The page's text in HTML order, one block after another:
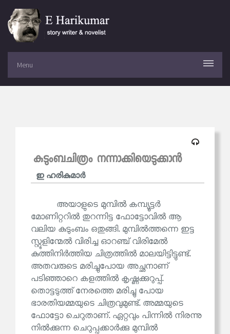
Menu
കുടുംബചിത്രം നന്നാക്കിയെടുക്കാൻ
ഇ ഹരികുമാര്‍
അയാളുടെ മുമ്പിൽ കമ്പ്യൂട്ടർ
മോണിറ്ററിൽ തുറന്നിട്ട ഫോട്ടോവിൽ ആ
വലിയ കുടുംബം ഒതുങ്ങി. മുമ്പിൽത്തന്നെ ഇട്ട
സ്റ്റൂളിന്മേൽ വിരിച്ച ഓറഞ്ച് വിരിമേൽ
കുത്തിനിർത്തിയ ചിത്രത്തിൽ മാലയിട്ടിട്ടുണ്ട്.
അതവരുടെ മരിച്ചുപോയ അച്ഛനാണ്
പടിഞ്ഞാറെ കളത്തിൽ കൃഷ്ണക്കുറുപ്പ്.
തൊട്ടടുത്ത് നേരത്തെ മരിച്ചു പോയ
ഭാരതിയമ്മയുടെ ചിത്രവുമുണ്ട്. അമ്മയുടെ
ഫോട്ടോ ചെറുതാണ്. ഏറ്റവും പിന്നിൽ നിരന്നു
നിൽക്കുന്ന ചെറുപ്പക്കാർക്കു മുമ്പിൽ